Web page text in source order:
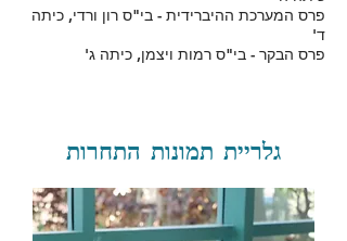
פרס המערכת ההיברידית - בי"ס רון ורדי, כיתה
ד'
פרס הבקר - בי"ס רמות ויצמן, כיתה ג'
גלריית תמונות התחרות